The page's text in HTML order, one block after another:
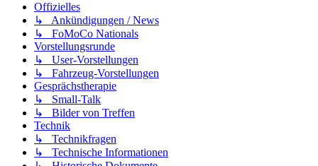
Offizielles
↳ Ankündigungen / News
↳ FoMoCo Nationals
Vorstellungsrunde
↳ User-Vorstellungen
↳ Fahrzeug-Vorstellungen
Gesprächstherapie
↳ Small-Talk
↳ Bilder von Treffen
Technik
↳ Technikfragen
↳ Technische Informationen